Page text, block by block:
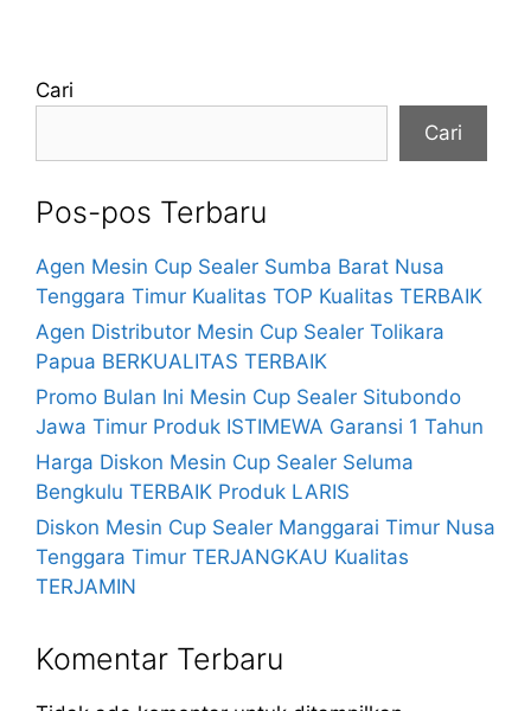
Cari
Cari
Pos-pos Terbaru
Agen Mesin Cup Sealer Sumba Barat Nusa
Tenggara Timur Kualitas TOP Kualitas TERBAIK
Agen Distributor Mesin Cup Sealer Tolikara
Papua BERKUALITAS TERBAIK
Promo Bulan Ini Mesin Cup Sealer Situbondo
Jawa Timur Produk ISTIMEWA Garansi 1 Tahun
Harga Diskon Mesin Cup Sealer Seluma
Bengkulu TERBAIK Produk LARIS
Diskon Mesin Cup Sealer Manggarai Timur Nusa
Tenggara Timur TERJANGKAU Kualitas
TERJAMIN
Komentar Terbaru